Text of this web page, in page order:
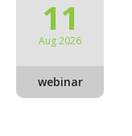
11
Aug 2026
webinar